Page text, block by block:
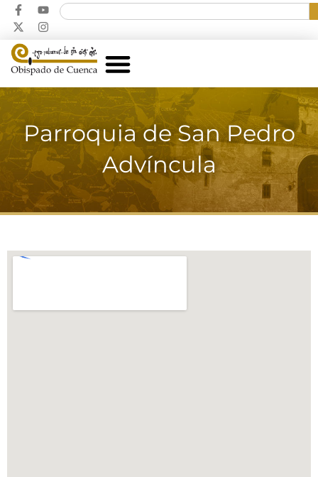
Parroquia de San Pedro
Advíncula